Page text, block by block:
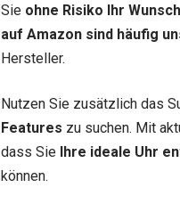
Sie ohne Risiko Ihr
auf Amazon sind häufig
Hersteller.
Nutzen Sie zusätzlich das
Features zu suchen. Mit
dass Sie Ihre ideale Uhr
können.